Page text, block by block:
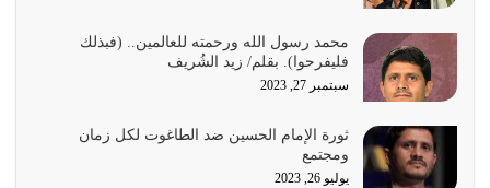
بحبل الله جميعاً وليس كل…
يوليو 22, 2026
يشاء ويذل من يشاء
يوليو 21, 2026
محمد رسول الله ورحمته للعالمين.. (فبذلك
فليفرحوا). بقلم/ زيد الشُريف
سبتمبر 27, 2023
ثورة الإمام الحسين ضد الطاغوت لكل زمان
ومجتمع
يوليو 26, 2023